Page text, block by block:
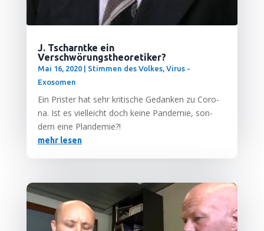
J. Tscharntke ein
Verschwörungstheoretiker?
Mai 16, 2020| Stimmen des Volkes, Virus -
Exosomen
Ein Pris­ter hat sehr kri­ti­sche Gedan­ken zu Coro­
na. Ist es viel­leicht doch kei­ne Pan­de­mie, son­
dern eine Plandemie?!
mehr lesen